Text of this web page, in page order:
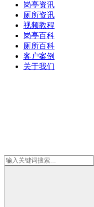
岗亭资讯
厕所资讯
视频教程
岗亭百科
厕所百科
客户案例
关于我们